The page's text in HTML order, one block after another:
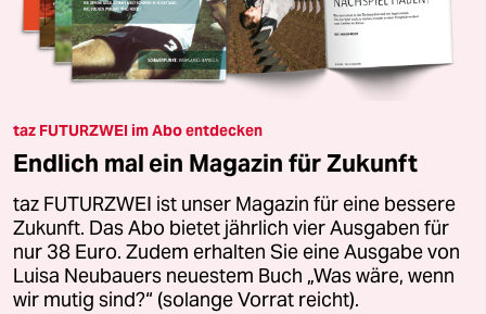
taz FUTURZWEI im Abo entdecken
Endlich mal ein Magazin für Zukunft
taz FUTURZWEI ist unser Magazin für eine bessere
Zukunft. Das Abo bietet jährlich vier Ausgaben für
nur 38 Euro. Zudem erhalten Sie eine Ausgabe von
Luisa Neubauers neuestem Buch „Was wäre, wenn
wir mutig sind?“ (solange Vorrat reicht).